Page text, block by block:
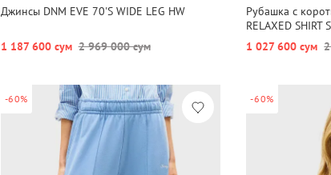
Джинсы DNM EVE 70'S WIDE LEG HW
1 187 600 сум 2 969 000 сум
Рубашка с
RELAXED SHIRT
1 027 600 сум
-60% -60%